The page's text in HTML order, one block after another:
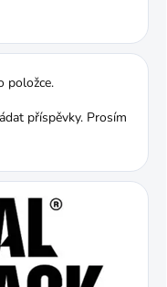
položce.
příspěvky. Prosím